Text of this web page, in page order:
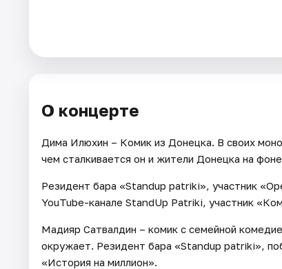
Площадки
Артисты
О концерте
Дима Илюхин – Комик из Донецка. В своих
чем сталкивается он и жители Донецка на
Резидент бара «Standup patriki», участник
YouTube-канале StandUp Patriki, участник
Мадияр Сатвалдин – комик с семейной
окружает. Резидент бара «Standup patriki»,
«История на миллион».